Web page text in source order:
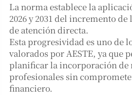
La norma establece la
2026 y 2031 del incremento
de atención directa.
Esta progresividad es uno de
valorados por AESTE, ya que
planificar la incorporación de
profesionales sin
financiero.